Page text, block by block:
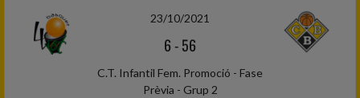
23/10/2021
6-56
C.T. Infantil Fem. Promoció - Fase
Prèvia - Grup 2